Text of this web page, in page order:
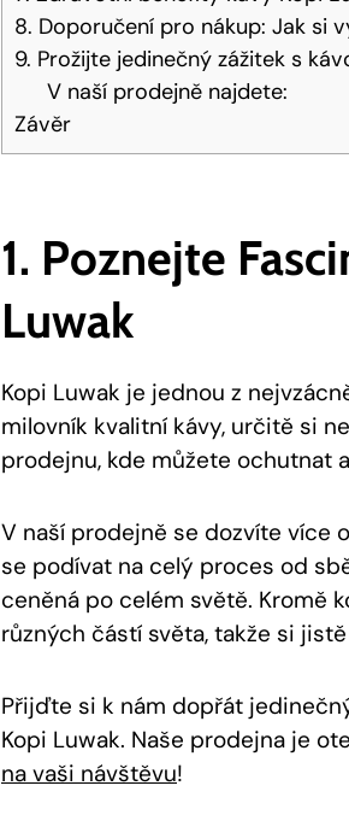
8. Doporučení pro nákup: Jak si
9. Prožijte jedinečný zážitek s
V naší prodejně najdete:
Závěr
1. Poznejte
Luwak
Kopi Luwak je jednou z
milovník kvalitní kávy, určitě si
prodejnu, kde můžete ochutnat
V naší prodejně se dozvíte více
se podívat na celý proces od
ceněná po celém světě. Kromě
různých částí světa, takže si
Přijďte si k nám dopřát
Kopi Luwak. Naše prodejna je
na vaši návštěvu!